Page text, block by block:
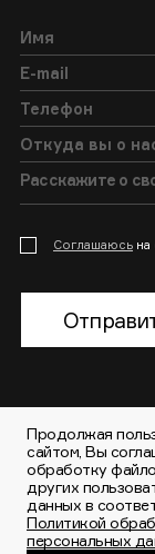
Соглашаюсь на
+7 (495) 150-56-
105064, Россия,
Большой
переулок 1/2с1
Продолжая
сайтом, Вы
обработку
других
данных в
Политикой
персональных